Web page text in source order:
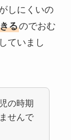
しにくいの
るのでおむ
ていまし
の時期
せんで